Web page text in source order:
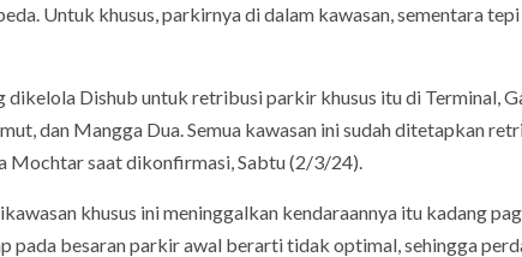
Untuk khusus, parkirnya di dalam kawasan, sementara
dikelola Dishub untuk retribusi parkir khusus itu di Terminal,
dan Mangga Dua. Semua kawasan ini sudah ditetapkan
Mochtar saat dikonfirmasi, Sabtu (2/3/24).
khusus ini meninggalkan kendaraannya itu kadang
pada besaran parkir awal berarti tidak optimal, sehingga